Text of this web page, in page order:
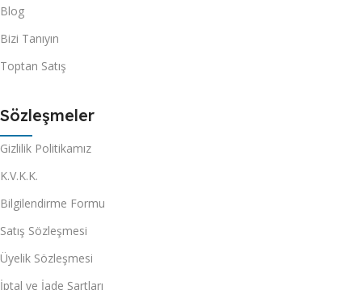
Blog
Bizi Tanıyın
Toptan Satış
Sözleşmeler
Gizlilik Politikamız
K.V.K.K.
Bilgilendirme Formu
Satış Sözleşmesi
Üyelik Sözleşmesi
İptal ve İade Şartları